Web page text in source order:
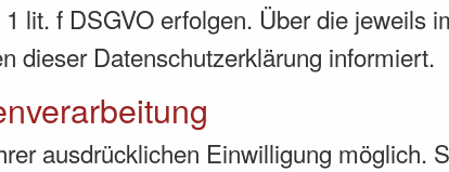
lit. f DSGVO erfolgen. Über die jeweils
dieser Datenschutzerklärung informiert.
ausdrücklichen Einwilligung möglich.